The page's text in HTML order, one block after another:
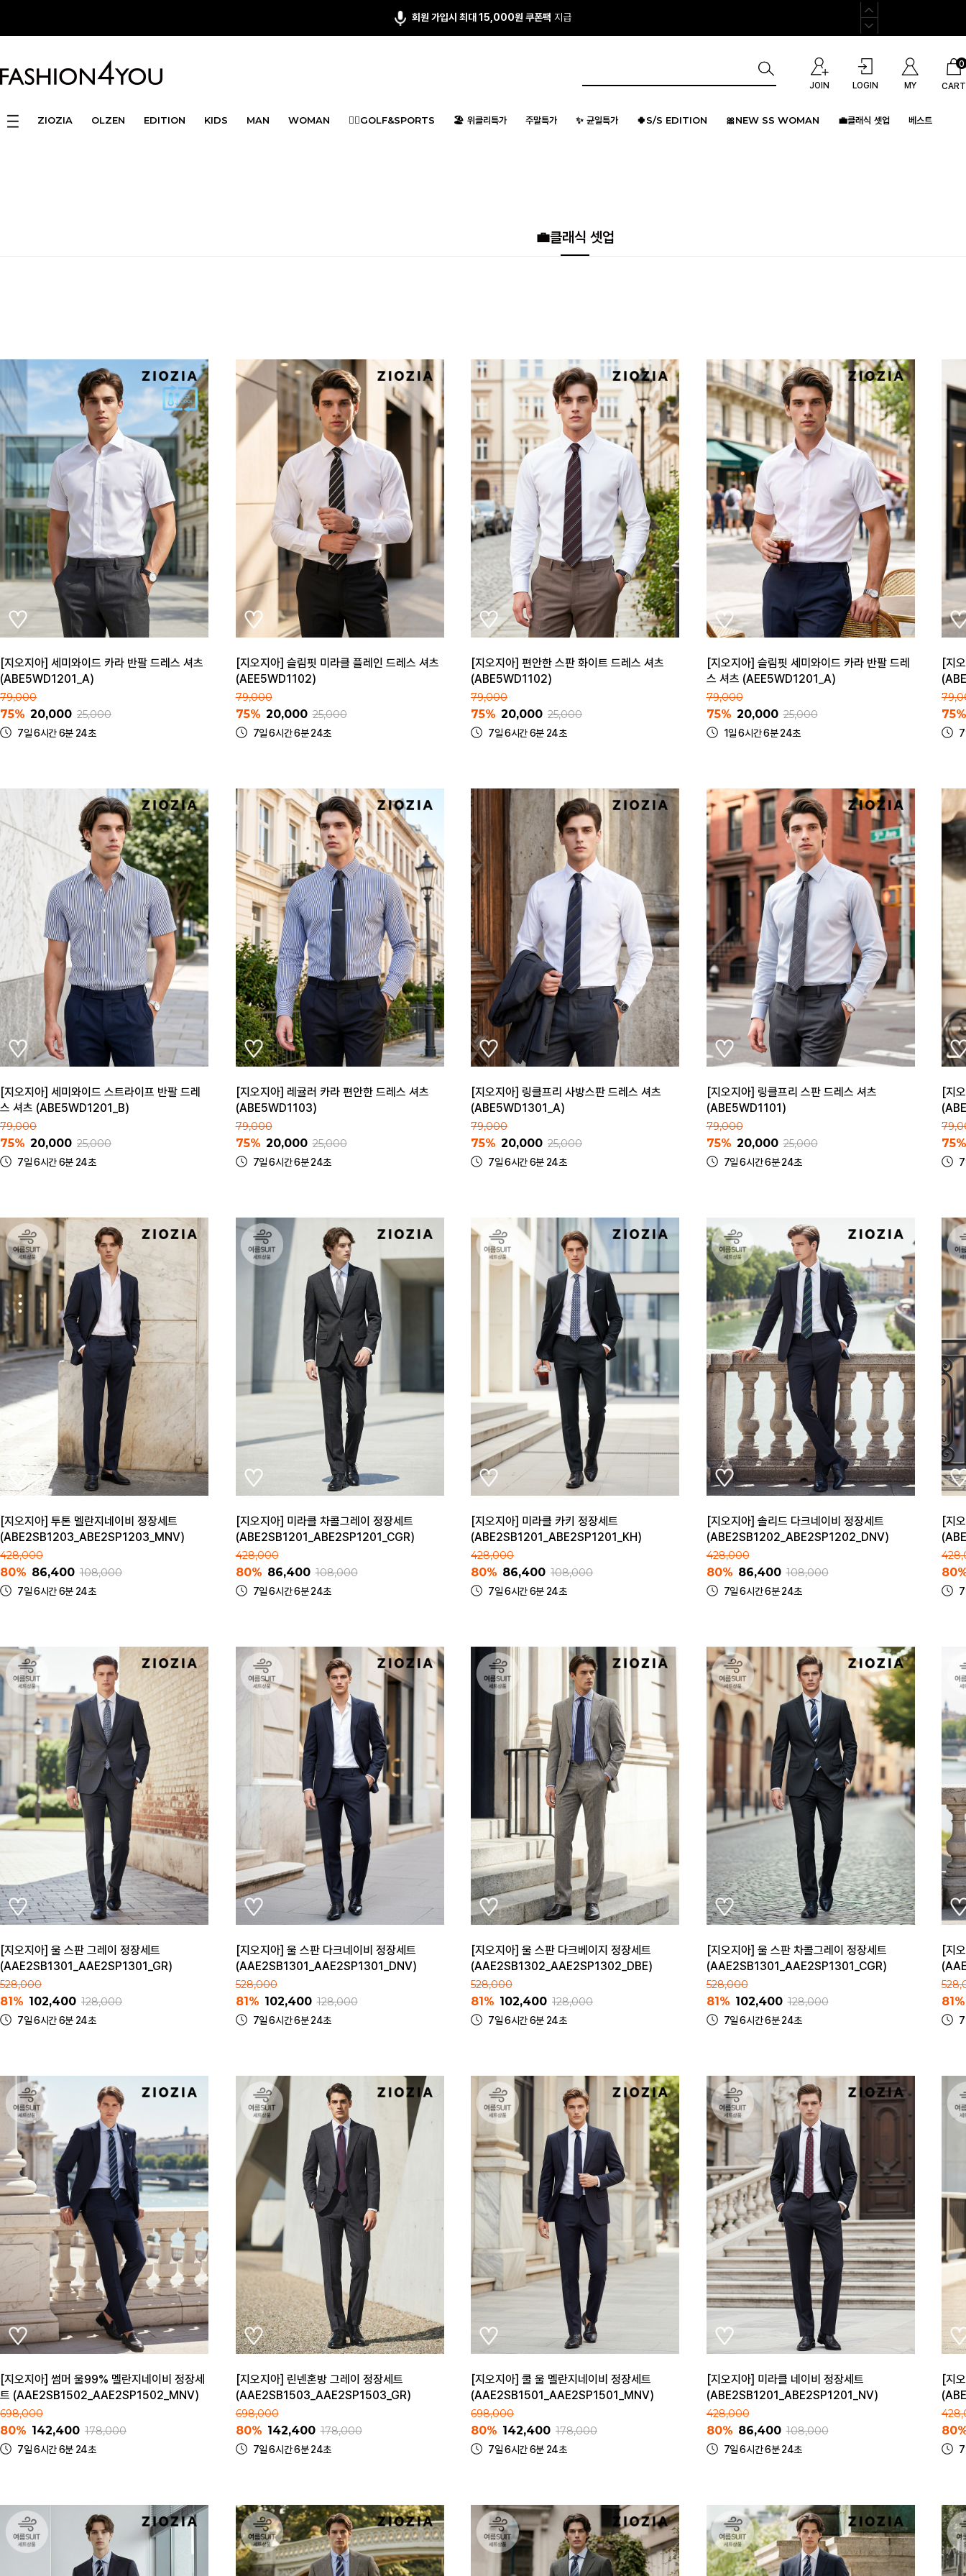
앱다운 3,000원쿠폰 증정
JOIN LOGIN MY CART
0
ZIOZIA OLZEN EDITION KIDS MAN WOMAN 🏌️‍♂️GOLF&SPORTS 🏖️ 위클리특가 주말특가 ✨ 균일특가 🍀S/S EDITION 🎀NEW SS WOMAN 💼클래식 셋업 베스트
💼클래식 셋업
[지오지아] 세미와이드 카라 반팔 드레스 셔츠
(ABE5WD1201_A)
79,000
75% 20,000 25,000
7일 6시간 6분 24초
[지오지아] 슬림핏 미라클 플레인 드레스 셔츠
(AEE5WD1102)
79,000
75% 20,000 25,000
7일 6시간 6분 24초
[지오지아] 편안한 스판 화이트 드레스 셔츠
(ABE5WD1102)
79,000
75% 20,000 25,000
7일 6시간 6분 24초
[지오지아] 슬림핏 세미와이드 카라 반팔 드레
스 셔츠 (AEE5WD1201_A)
79,000
75% 20,000 25,000
1일 6시간 6분 24초
[지
75%
[지오지아] 세미와이드 스트라이프 반팔 드레
스 셔츠 (ABE5WD1201_B)
79,000
75% 20,000 25,000
7일 6시간 6분 24초
[지오지아] 레귤러 카라 편안한 드레스 셔츠
(ABE5WD1103)
79,000
75% 20,000 25,000
7일 6시간 6분 24초
[지오지아] 링클프리 사방스판 드레스 셔츠
(ABE5WD1301_A)
79,000
75% 20,000 25,000
7일 6시간 6분 24초
[지오지아] 링클프리 스판 드레스 셔츠
(ABE5WD1101)
79,000
75% 20,000 25,000
7일 6시간 6분 24초
[지
75%
[지오지아] 투톤 멜란지네이비 정장세트
(ABE2SB1203_ABE2SP1203_MNV)
428,000
80% 86,400 108,000
7일 6시간 6분 24초
[지오지아] 미라클 차콜그레이 정장세트
(ABE2SB1201_ABE2SP1201_CGR)
428,000
80% 86,400 108,000
7일 6시간 6분 24초
[지오지아] 미라클 카키 정장세트
(ABE2SB1201_ABE2SP1201_KH)
428,000
80% 86,400 108,000
7일 6시간 6분 24초
[지오지아] 솔리드 다크네이비 정장세트
(ABE2SB1202_ABE2SP1202_DNV)
428,000
80% 86,400 108,000
7일 6시간 6분 24초
[지
[지오지아] 울 스판 그레이 정장세트
(AAE2SB1301_AAE2SP1301_GR)
528,000
81% 102,400 128,000
7일 6시간 6분 24초
[지오지아] 울 스판 다크네이비 정장세트
(AAE2SB1301_AAE2SP1301_DNV)
528,000
81% 102,400 128,000
7일 6시간 6분 24초
[지오지아] 울 스판 다크베이지 정장세트
(AAE2SB1302_AAE2SP1302_DBE)
528,000
81% 102,400 128,000
7일 6시간 6분 24초
[지오지아] 울 스판 차콜그레이 정장세트
(AAE2SB1301_AAE2SP1301_CGR)
528,000
81% 102,400 128,000
7일 6시간 6분 24초
[지
81%
[지오지아] 썸머 울99% 멜란지네이비 정장세
트 (AAE2SB1502_AAE2SP1502_MNV)
698,000
80% 142,400 178,000
7일 6시간 6분 24초
[지오지아] 린넨혼방 그레이 정장세트
(AAE2SB1503_AAE2SP1503_GR)
698,000
80% 142,400 178,000
7일 6시간 6분 24초
[지오지아] 쿨 울 멜란지네이비 정장세트
(AAE2SB1501_AAE2SP1501_MNV)
698,000
80% 142,400 178,000
7일 6시간 6분 24초
[지오지아] 미라클 네이비 정장세트
(ABE2SB1201_ABE2SP1201_NV)
428,000
80% 86,400 108,000
7일 6시간 6분 24초
[지